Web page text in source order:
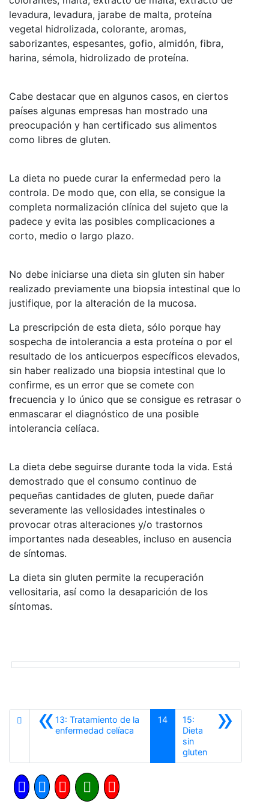
levadura, levadura, jarabe de malta, proteína
vegetal hidrolizada, colorante, aromas,
saborizantes, espesantes, gofio, almidón, fibra,
harina, sémola, hidrolizado de proteína.
Cabe destacar que en algunos casos, en ciertos
países algunas empresas han mostrado una
preocupación y han certificado sus alimentos
como libres de gluten.
La dieta no puede curar la enfermedad pero la
controla. De modo que, con ella, se consigue la
completa normalización clínica del sujeto que la
padece y evita las posibles complicaciones a
corto, medio o largo plazo.
No debe iniciarse una dieta sin gluten sin haber
realizado previamente una biopsia intestinal que lo
justifique, por la alteración de la mucosa.
La prescripción de esta dieta, sólo porque hay
sospecha de intolerancia a esta proteína o por el
resultado de los anticuerpos específicos elevados,
sin haber realizado una biopsia intestinal que lo
confirme, es un error que se comete con
frecuencia y lo único que se consigue es retrasar o
enmascarar el diagnóstico de una posible
intolerancia celíaca.
La dieta debe seguirse durante toda la vida. Está
demostrado que el consumo continuo de
pequeñas cantidades de gluten, puede dañar
severamente las vellosidades intestinales o
provocar otras alteraciones y/o trastornos
importantes nada deseables, incluso en ausencia
de síntomas.
La dieta sin gluten permite la recuperación
vellositaria, así como la desaparición de los
síntomas.
«13: Tratamiento de la
enfermedad celíaca
14 »
15:
Dieta
sin
glutenSiguiente